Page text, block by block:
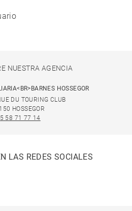
NUESTRA AGENCIA
HOSSEGOR
DU TOURING CLUB
HOSSEGOR
58 71 77 14
LAS REDES SOCIALES